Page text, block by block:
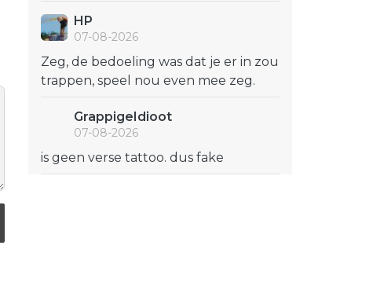
HP
07-08-2026
Zeg, de bedoeling was dat je er in zou
trappen, speel nou even mee zeg.
GrappigeIdioot
07-08-2026
is geen verse tattoo. dus fake